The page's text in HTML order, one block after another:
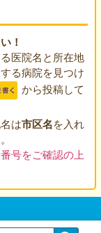
！
医院名と所在地
る病院を見つけ
から投稿して
は市区名を入れ
号をご確認の上